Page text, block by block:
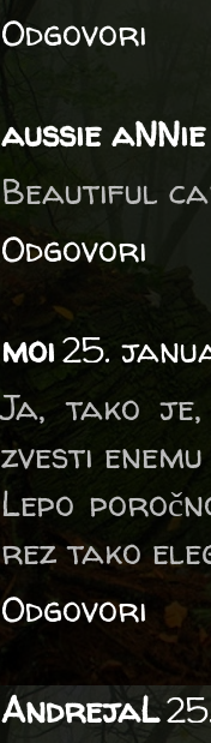
Odgovori
aussie aNNie
Beautiful
Odgovori
moi25.
Ja, tako
zvesti
Lepo
rez tako
Odgovori
AndrejaL